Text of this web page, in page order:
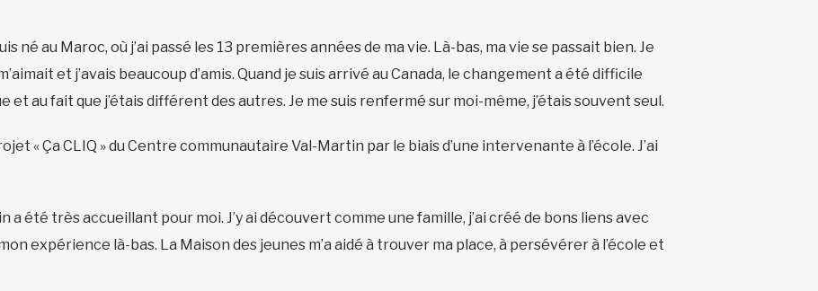
né au Maroc, où j’ai passé les 13 premières années de ma vie. Là-bas, ma vie se passait bien. Je
et j’avais beaucoup d’amis. Quand je suis arrivé au Canada, le changement a été difficile
et au fait que j’étais différent des autres. Je me suis renfermé sur moi-même, j’étais souvent seul.
« Ça CLIQ » du Centre communautaire Val-Martin par le biais d’une intervenante à l’école. J’ai
été très accueillant pour moi. J’y ai découvert comme une famille, j’ai créé de bons liens avec
expérience là-bas. La Maison des jeunes m’a aidé à trouver ma place, à persévérer à l’école et